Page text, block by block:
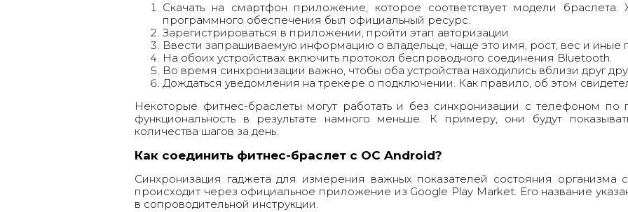
Скачать на смартфон приложение, которое соответствует модели браслета.
программного обеспечения был официальный ресурс.
Зарегистрироваться в приложении, пройти этап авторизации.
Ввести запрашиваемую информацию о владельце, чаще это имя, рост, вес и иные
На обоих устройствах включить протокол беспроводного соединения Bluetooth.
Во время синхронизации важно, чтобы оба устройства находились вблизи друг
Дождаться уведомления на трекере о подключении. Как правило, об этом
Некоторые фитнес-браслеты могут работать и без синхронизации с телефоном по
функциональность в результате намного меньше. К примеру, они будут
количества шагов за день.
Как соединить фитнес-браслет с ОС Android?
Синхронизация гаджета для измерения важных показателей состояния
происходит через официальное приложение из Google Play Market. Его название
в сопроводительной инструкции.